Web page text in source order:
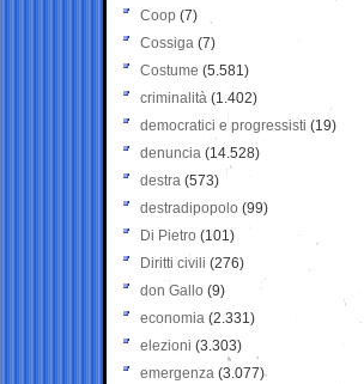
Coop (7)
Cossiga (7)
Costume (5.581)
criminalità (1.402)
democratici e progressisti (19)
denuncia (14.528)
destra (573)
destradipopolo (99)
Di Pietro (101)
Diritti civili (276)
don Gallo (9)
economia (2.331)
elezioni (3.303)
emergenza (3.077)